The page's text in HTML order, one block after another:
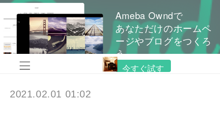
Ameba Owndで
あなただけのホームペ
ージやブログをつくろ
う
今すぐ試す
2021.02.01 01:02